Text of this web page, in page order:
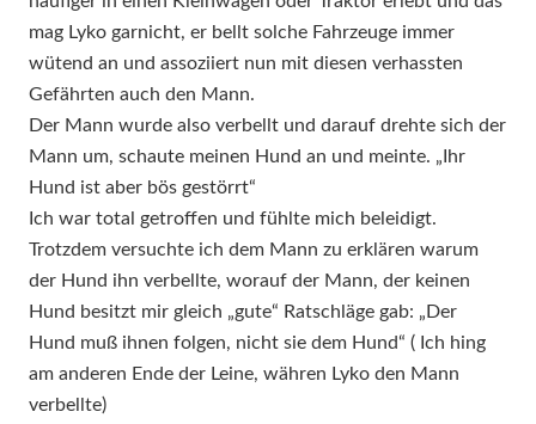
mag Lyko garnicht, er bellt solche Fahrzeuge immer
wütend an und assoziiert nun mit diesen verhassten
Gefährten auch den Mann.
Der Mann wurde also verbellt und darauf drehte sich der
Mann um, schaute meinen Hund an und meinte. „Ihr
Hund ist aber bös gestörrt“
Ich war total getroffen und fühlte mich beleidigt.
Trotzdem versuchte ich dem Mann zu erklären warum
der Hund ihn verbellte, worauf der Mann, der keinen
Hund besitzt mir gleich „gute“ Ratschläge gab: „Der
Hund muß ihnen folgen, nicht sie dem Hund“ ( Ich hing
am anderen Ende der Leine, währen Lyko den Mann
verbellte)